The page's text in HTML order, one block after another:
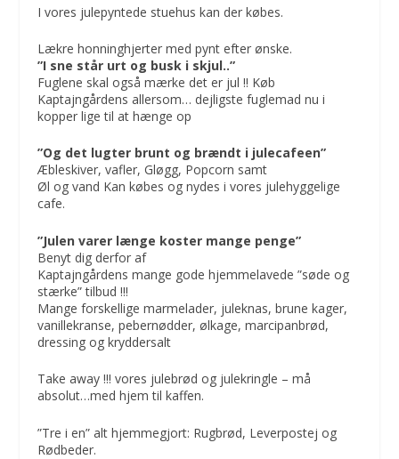
I vores julepyntede stuehus kan der købes.
Lækre honninghjerter med pynt efter ønske.
”I sne står urt og busk i skjul..”
Fuglene skal også mærke det er jul !! Køb
Kaptajngårdens allersom… dejligste fuglemad nu i
kopper lige til at hænge op
”Og det lugter brunt og brændt i julecafeen”
Æbleskiver, vafler, Gløgg, Popcorn samt
Øl og vand Kan købes og nydes i vores julehyggelige
cafe.
”Julen varer længe koster mange penge”
Benyt dig derfor af
Kaptajngårdens mange gode hjemmelavede ”søde og
stærke” tilbud !!!
Mange forskellige marmelader, juleknas, brune kager,
vanillekranse, pebernødder, ølkage, marcipanbrød,
dressing og kryddersalt
Take away !!! vores julebrød og julekringle – må
absolut…med hjem til kaffen.
”Tre i en” alt hjemmegjort: Rugbrød, Leverpostej og
Rødbeder.